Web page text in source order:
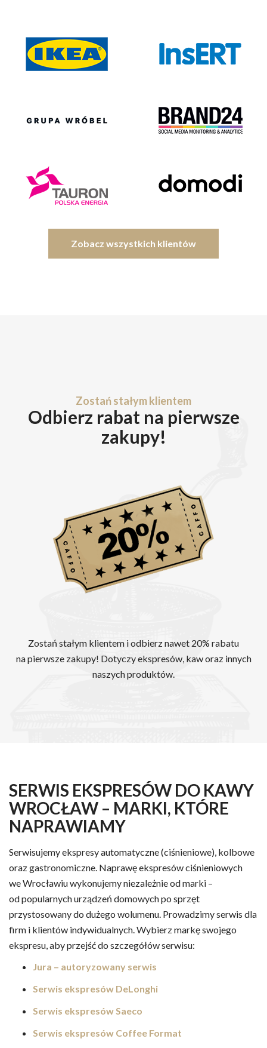
Zobacz wszystkich klientów
Zostań stałym klientem
Odbierz rabat na pierwsze
zakupy!
Zostań stałym klientem i odbierz nawet 20% rabatu
na pierwsze zakupy! Dotyczy ekspresów, kaw oraz innych
naszych produktów.
SERWIS EKSPRESÓW DO KAWY
WROCŁAW – MARKI, KTÓRE
NAPRAWIAMY
Serwisujemy ekspresy automatyczne (ciśnieniowe), kolbowe
oraz gastronomiczne. Naprawę ekspresów ciśnieniowych
we Wrocławiu wykonujemy niezależnie od marki –
od popularnych urządzeń domowych po sprzęt
przystosowany do dużego wolumenu. Prowadzimy serwis dla
firm i klientów indywidualnych. Wybierz markę swojego
ekspresu, aby przejść do szczegółów serwisu:
Jura – autoryzowany serwis
Serwis ekspresów DeLonghi
Serwis ekspresów Saeco
Serwis ekspresów Coffee Format